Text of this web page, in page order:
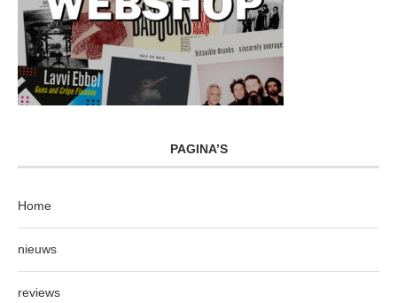
PAGINA’S
Home
nieuws
reviews